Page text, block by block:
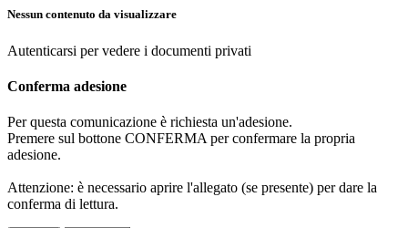
Nessun contenuto da visualizzare
Autenticarsi per vedere i documenti privati
Conferma adesione
Per questa comunicazione è richiesta un'adesione.
Premere sul bottone CONFERMA per confermare la propria
adesione.
Attenzione: è necessario aprire l'allegato (se presente) per dare la
conferma di lettura.